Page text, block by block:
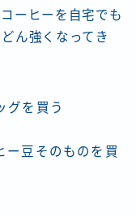
ーヒーを自宅でも
ん強くなってき
グを買う
ー豆そのものを買